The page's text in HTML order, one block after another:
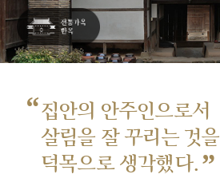
“집안의 안주인으로서
살림을 잘 꾸리는 것을
덕목으로 생각했다. ”